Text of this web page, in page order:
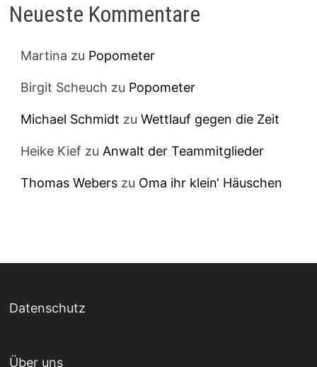
Neueste Kommentare
Martina zu Popometer
Birgit Scheuch zu Popometer
Michael Schmidt zuWettlauf gegen die Zeit
Heike Kief zuAnwalt der Teammitglieder
Thomas Webers zu Oma ihr klein‘ Häuschen
Datenschutz
Über uns